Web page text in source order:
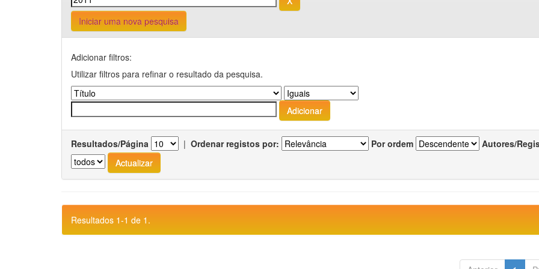
Iniciar uma nova pesquisa
Adicionar filtros:
Utilizar filtros para refinar o resultado da pesquisa.
Resultados/Página | Ordenar registos por: Por ordem Autores/
Resultados 1-1 de 1.